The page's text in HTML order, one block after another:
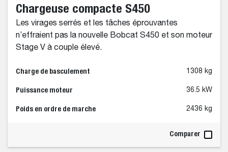
Chargeuse compacte S450
Les virages serrés et les tâches éprouvantes
n’effraient pas la nouvelle Bobcat S450 et son moteur
Stage V à couple élevé.
Charge de basculement 1308 kg
Puissance moteur 36.5 kW
Poids en ordre de marche 2436 kg
Comparer